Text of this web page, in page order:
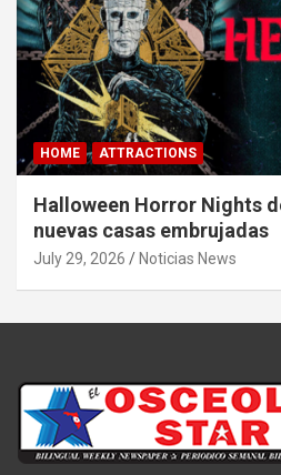
HOME ATTRACTIONS
Halloween Horror Nights
nuevas casas embrujadas
July 29, 2026 Noticias News